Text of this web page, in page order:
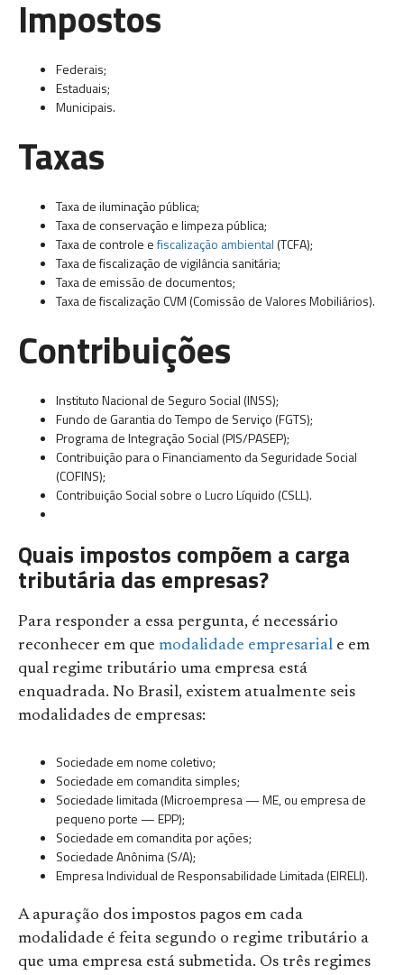
Impostos
Federais;
Estaduais;
Municipais.
Taxas
Taxa de iluminação pública;
Taxa de conservação e limpeza pública;
Taxa de controle efiscalização ambiental (TCFA);
Taxa de fiscalização de vigilância sanitária;
Taxa de emissão de documentos;
Taxa de fiscalização CVM (Comissão de Valores Mobiliários).
Contribuições
Instituto Nacional de Seguro Social (INSS);
Fundo de Garantia do Tempo de Serviço (FGTS);
Programa de Integração Social (PIS/PASEP);
Contribuição para o Financiamento da Seguridade Social
(COFINS);
Contribuição Social sobre o Lucro Líquido (CSLL).
Quais impostos compõem a carga
tributária das empresas?
Para responder a essa pergunta, é necessário
reconhecer em que modalidade empresarial e em
qual regime tributário uma empresa está
enquadrada. No Brasil, existem atualmente seis
modalidades de empresas:
Sociedade em nome coletivo;
Sociedade em comandita simples;
Sociedade limitada (Microempresa — ME, ou empresa de
pequeno porte — EPP);
Sociedade em comandita por ações;
Sociedade Anônima (S/A);
Empresa Individual de Responsabilidade Limitada (EIRELI).
A apuração dos impostos pagos em cada
modalidade é feita segundo o regime tributário a
que uma empresa está submetida. Os três regimes